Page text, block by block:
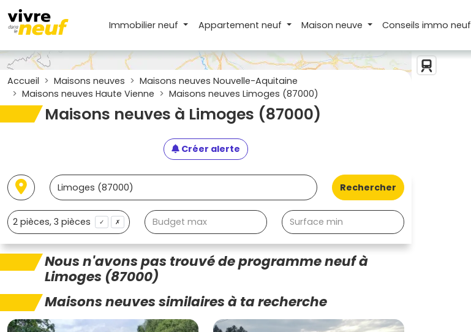
Immobilier neuf Appartement neuf Maison neuve Conseilsimmo neuf
Accueil Maisons neuves
Maisons neuves Nouvelle-Aquitaine
Maisons neuves Haute Vienne
Maisons neuves Limoges (87000)
Maisons neuves à Limoges (87000)
Créer alerte
Rechercher
✓ ✗
Nous n'avons pas trouvé de programme neuf à
Limoges (87000)
Maisons neuves similaires à ta recherche